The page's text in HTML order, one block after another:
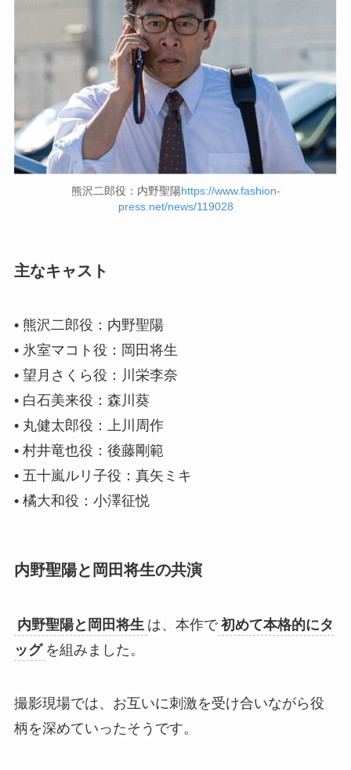
熊沢二郎役：内野聖陽https://www.fashion-
press.net/news/119028
主なキャスト
• 熊沢二郎役：内野聖陽
• 氷室マコト役：岡田将生
• 望月さくら役：川栄李奈
• 白石美来役：森川葵
• 丸健太郎役：上川周作
• 村井竜也役：後藤剛範
• 五十嵐ルリ子役：真矢ミキ
• 橘大和役：小澤征悦
内野聖陽と岡田将生の共演
内野聖陽と岡田将生 は、本作で 初めて本格的にタ
ッグ を組みました。
撮影現場では、お互いに刺激を受け合いながら役
柄を深めていったそうです。